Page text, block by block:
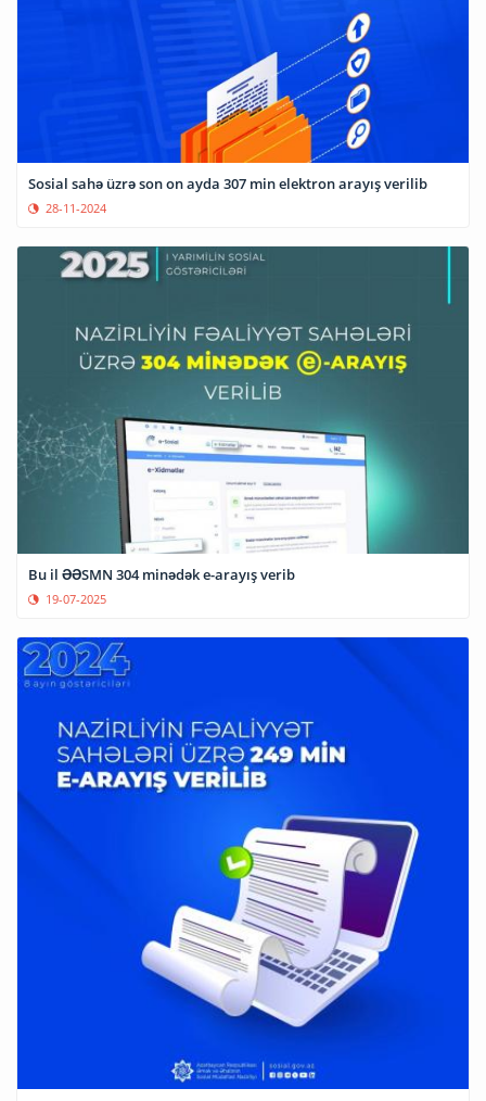
Sosial sahə üzrə son on ayda 307 min elektron arayış verilib
28-11-2024
Bu il ƏƏSMN 304 minədək e-arayış verib
19-07-2025